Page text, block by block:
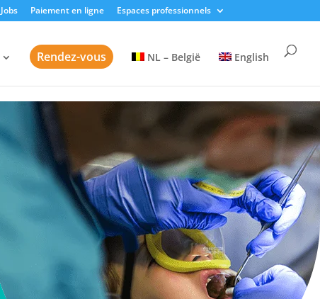
Jobs Paiement en ligne Espaces professionnels
Rendez-vous NL – België English